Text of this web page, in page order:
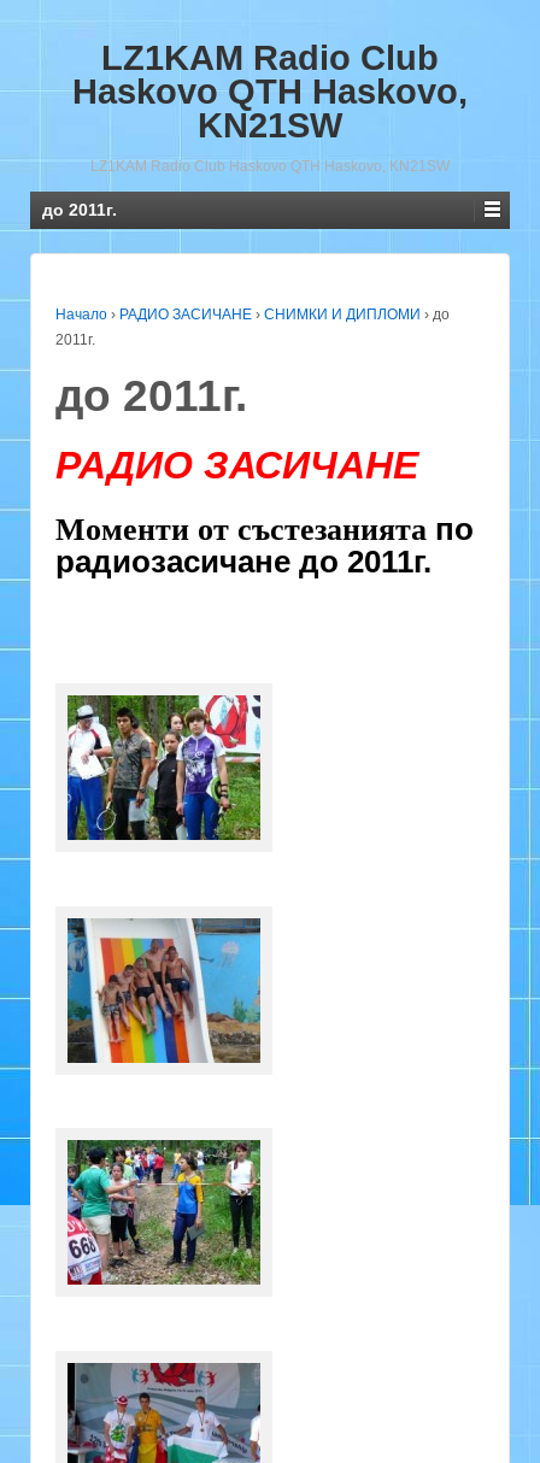
LZ1KAM Radio Club
Haskovo QTH Haskovo,
KN21SW
LZ1KAM Radio Club Haskovo QTH Haskovo, KN21SW
до 2011г.
Начало › РАДИО ЗАСИЧАНЕ › СНИМКИ И ДИПЛОМИ › до
2011г.
до 2011г.
РАДИО ЗАСИЧАНЕ
Моменти от състезанията по
радиозасичане до 2011г.